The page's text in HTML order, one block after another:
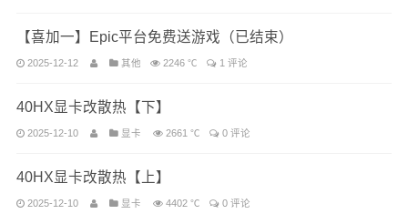
【喜加一】Epic平台免费送游戏（已结束）
2025-12-12 其他 2246 ℃ 1 评论
40HX显卡改散热【下】
2025-12-10 显卡 2661 ℃ 0 评论
40HX显卡改散热【上】
2025-12-10 显卡 4402 ℃ 0 评论